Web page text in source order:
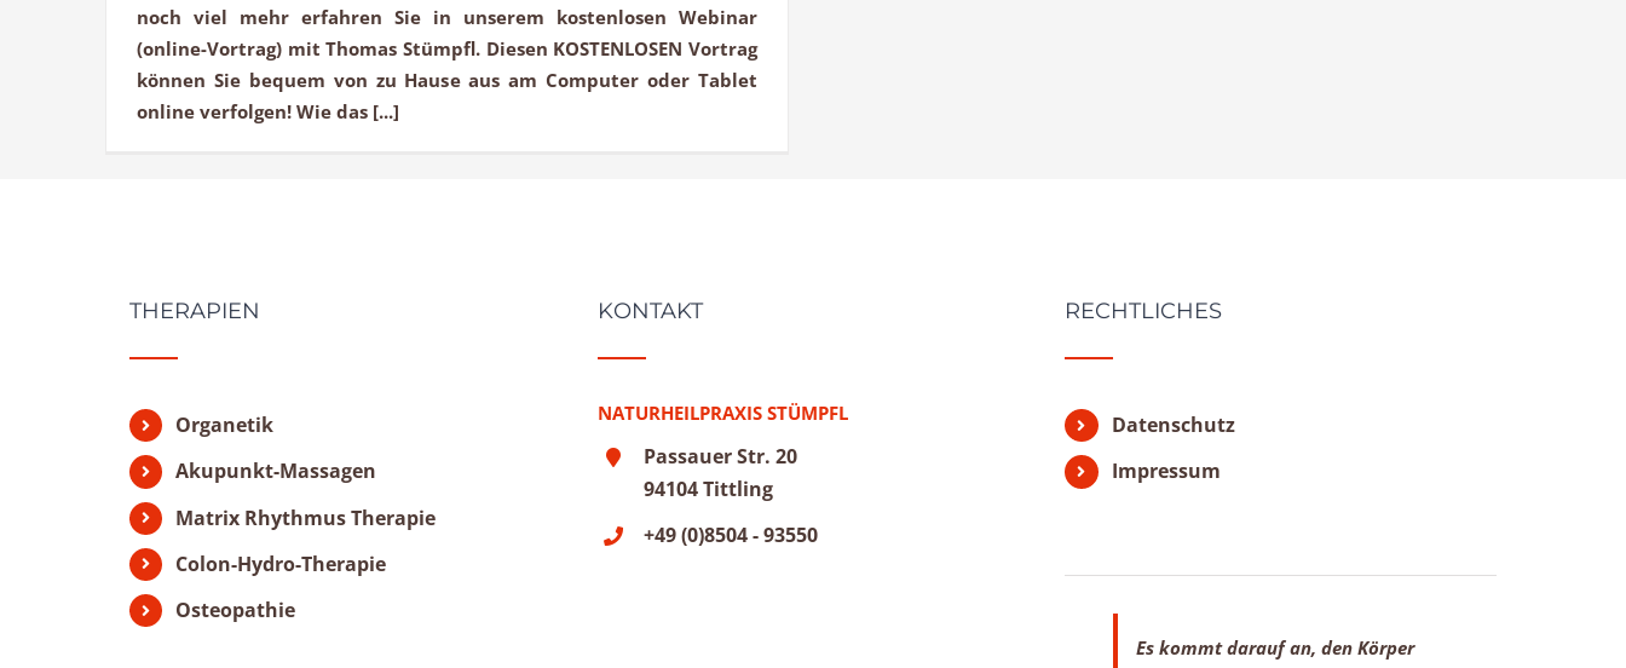
noch viel mehr erfahren Sie in unserem kostenlosen Webinar
(online-Vortrag) mit Thomas Stümpfl. Diesen KOSTENLOSEN Vortrag
können Sie bequem von zu Hause aus am Computer oder Tablet
online verfolgen! Wie das [...]
THERAPIEN
Organetik
Akupunkt-Massagen
Matrix Rhythmus Therapie
Colon-Hydro-Therapie
Osteopathie
KONTAKT
NATURHEILPRAXIS STÜMPFL
Passauer Str. 20
94104 Tittling
+49 (0)8504 - 93550
RECHTLICHES
Datenschutz
Impressum
Es kommt darauf an, den Körper